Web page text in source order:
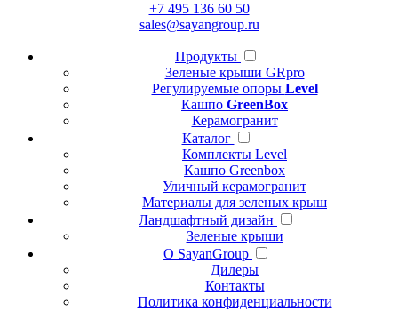
+7 495 136 60 50
sales@sayangroup.ru
Продукты
Зеленые крыши GRpro
Регулируемые опоры Level
Кашпо GreenBox
Керамогранит
Каталог
Комплекты Level
Кашпо Greenbox
Уличный керамогранит
Материалы для зеленых крыш
Ландшафтный дизайн
Зеленые крыши
О SayanGroup
Дилеры
Контакты
Политика конфиденциальности